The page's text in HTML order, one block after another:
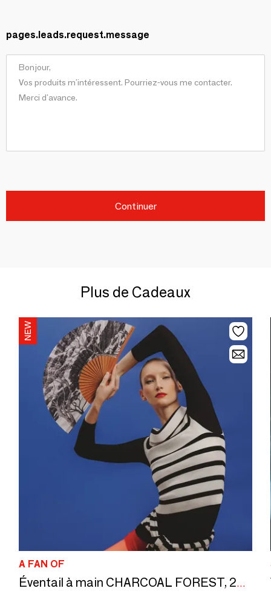
pages.leads.request.message
Continuer
Plus de Cadeaux
A FAN OF
Éventail à main CHARCOAL FOREST, 27 cm, blanc et noir